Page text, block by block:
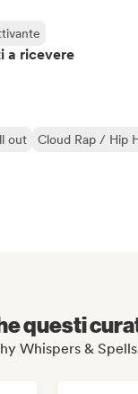
a ricevere
out Cloud Rap / Hip
questi
Whispers &